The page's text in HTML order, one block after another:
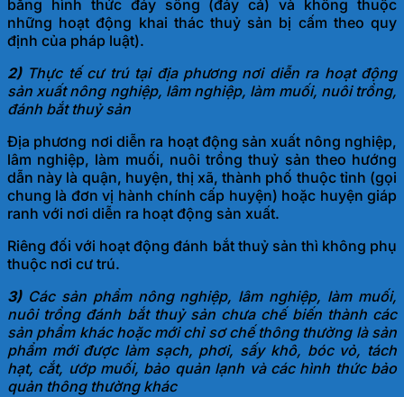
bằng hình thức đáy sông (đáy cá) và không thuộc
những hoạt động khai thác thuỷ sản bị cấm theo quy
định của pháp luật).
2) Thực tế cư trú tại địa phương nơi diễn ra hoạt động
sản xuất nông nghiệp, lâm nghiệp, làm muối, nuôi trồng,
đánh bắt thuỷ sản
Địa phương nơi diễn ra hoạt động sản xuất nông nghiệp,
lâm nghiệp, làm muối, nuôi trồng thuỷ sản theo hướng
dẫn này là quận, huyện, thị xã, thành phố thuộc tỉnh (gọi
chung là đơn vị hành chính cấp huyện) hoặc huyện giáp
ranh với nơi diễn ra hoạt động sản xuất.
Riêng đối với hoạt động đánh bắt thuỷ sản thì không phụ
thuộc nơi cư trú.
3) Các sản phẩm nông nghiệp, lâm nghiệp, làm muối,
nuôi trồng đánh bắt thuỷ sản chưa chế biến thành các
sản phẩm khác hoặc mới chỉ sơ chế thông thường là sản
phẩm mới được làm sạch, phơi, sấy khô, bóc vỏ, tách
hạt, cắt, ướp muối, bảo quản lạnh và các hình thức bảo
quản thông thường khác